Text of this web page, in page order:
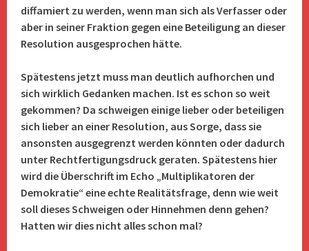
diffamiert zu werden, wenn man sich als Verfasser oder
aber in seiner Fraktion gegen eine Beteiligung an dieser
Resolution ausgesprochen hätte.
Spätestens jetzt muss man deutlich aufhorchen und
sich wirklich Gedanken machen. Ist es schon so weit
gekommen? Da schweigen einige lieber oder beteiligen
sich lieber an einer Resolution, aus Sorge, dass sie
ansonsten ausgegrenzt werden könnten oder dadurch
unter Rechtfertigungsdruck geraten. Spätestens hier
wird die Überschrift im Echo „Multiplikatoren der
Demokratie“ eine echte Realitätsfrage, denn wie weit
soll dieses Schweigen oder Hinnehmen denn gehen?
Hatten wir dies nicht alles schon mal?